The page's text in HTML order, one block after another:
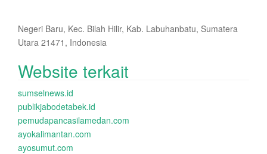
Negeri Baru, Kec. Bilah Hilir, Kab. Labuhanbatu, Sumatera
Utara 21471, Indonesia
Website terkait
sumselnews.id
publikjabodetabek.id
pemudapancasilamedan.com
ayokalimantan.com
ayosumut.com